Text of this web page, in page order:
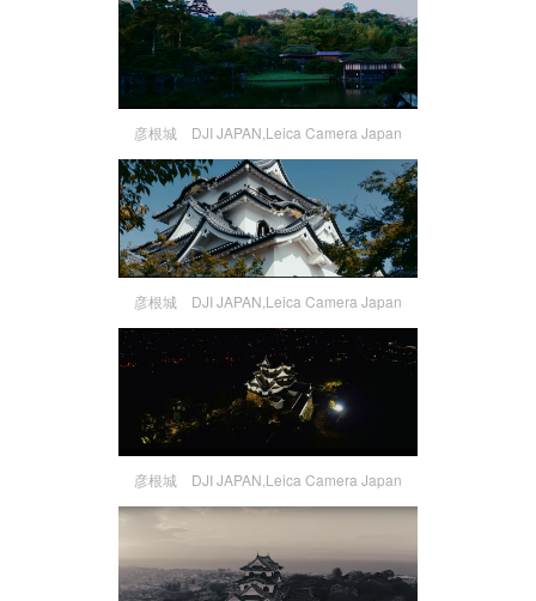
彦根城 DJI JAPAN,Leica Camera Japan
彦根城 DJI JAPAN,Leica Camera Japan
彦根城 DJI JAPAN,Leica Camera Japan